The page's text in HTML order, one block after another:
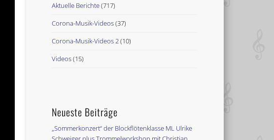
Aktuelle Berichte(717)
Corona-Musik-Videos(37)
Corona-Musik-Videos 2(10)
Videos(15)
Neueste Beiträge
„Sommerkonzert“ der Blockflötenklasse ML Ulrike